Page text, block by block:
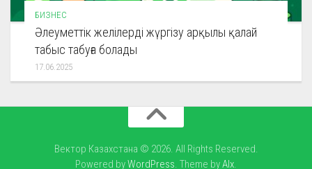
БИЗНЕС
Әлеуметтік желілерді жүргізу арқылы қалай
табыс табуға болады
17.06.2025
Вектор Казахстана © 2026. All Rights Reserved.
Powered byWordPress. Theme byAlx.